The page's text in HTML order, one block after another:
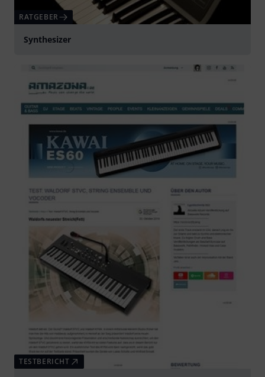
RATGEBER
Synthesizer
TESTBERICHT